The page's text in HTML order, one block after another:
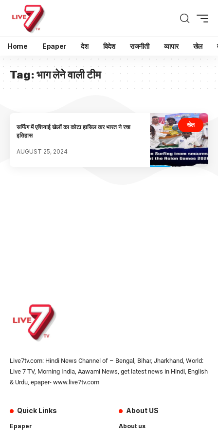
Home Epaper देश विदेश राजनीती व्यापार खेल
Tag:भाग लेने वाली टीम
खेल
सर्फिंग में एशियाई खेलों का कोटा हासिल कर भारत ने रचा
इतिहास
AUGUST 25, 2024
Live7tv.com: Hindi News Channel of – Bengal, Bihar, Jharkhand, World:
Live 7 TV, Morning India, Aawami News, get latest news in Hindi, English
& Urdu, epaper- www.live7tv.com
Quick Links
Epaper
About US
About us